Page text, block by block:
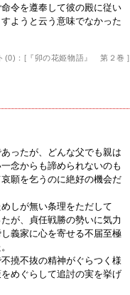
令を遵奉して彼の殿に従い
ようと云う意味でなかった
(0) ：[ 『卯の花姫物語』 第２巻]
ったが、どんな父でも親は
念からも諦められないのも
願を乞うのに絶好の機会だ
しが無い条理をただして
が、貞任戦勝の勢いに気力
義家に心を寄せる不届至極
撓不抜の精神がぐらつく様
めぐらして追討の実を挙げ